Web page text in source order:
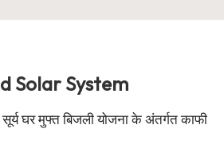
Solar System
घर मुफ्त बिजली योजना के अंतर्गत काफी